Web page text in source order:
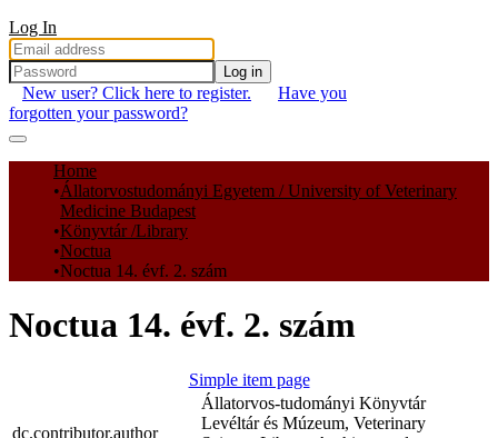
Log In
Log in
New user? Click here to register.
Have you
forgotten your password?
Communities & Collections
All of DSpace
Statistics
Home
Állatorvostudományi Egyetem / University of Veterinary
Medicine Budapest
Könyvtár /Library
Noctua
Noctua 14. évf. 2. szám
Noctua 14. évf. 2. szám
Simple item page
dc.contributor.author
Állatorvos-tudományi Könyvtár
Levéltár és Múzeum, Veterinary